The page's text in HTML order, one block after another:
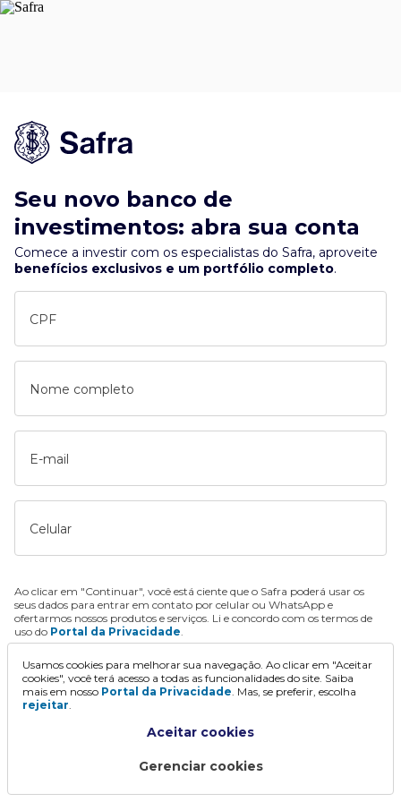
Seu novo banco de
investimentos: abra sua conta
Comece a investir com os especialistas do Safra, aproveite
benefícios exclusivos e um portfólio completo.
CPF
Nome completo
E-mail
Celular
Ao clicar em "Continuar", você está ciente que o Safra poderá usar os
seus dados para entrar em contato por celular ou WhatsApp e
ofertarmos nossos produtos e serviços. Li e concordo com os termos de
uso do Portal da Privacidade.
Continuar
Usamos cookies para melhorar sua navegação. Ao clicar em "Aceitar
cookies", você terá acesso a todas as funcionalidades do site. Saiba
mais em nosso Portal da Privacidade. Mas, se preferir, escolha
rejeitar.
Aceitar cookies
Gerenciar cookies